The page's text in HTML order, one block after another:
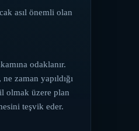
asıl önemli olan
odaklanır.
zaman yapıldığı
olmak üzere plan
teşvik eder.